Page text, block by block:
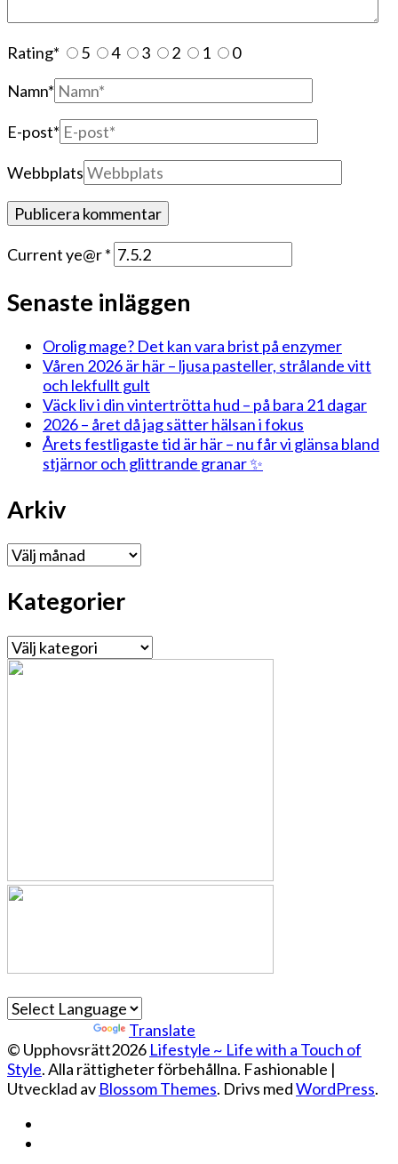
Rating* 5 4 3 2 1
0
Namn*
E-post*
Webbplats
Current ye@r*
Senaste inläggen
Orolig mage? Det kan vara brist på enzymer
Våren 2026 är här – ljusa pasteller, strålande vitt
och lekfullt gult
Väck liv i din vintertrötta hud – på bara 21 dagar
2026 – året då jag sätter hälsan i fokus
Årets festligaste tid är här – nu får vi glänsa bland
stjärnor och glittrande granar ✨
Arkiv
Arkiv
Kategorier
Kategorier
Translate
© Upphovsrätt2026 Lifestyle ~ Life with a Touch of
Style. Alla rättigheter förbehållna. Fashionable |
Utvecklad av Blossom Themes. Drivs medWordPress.